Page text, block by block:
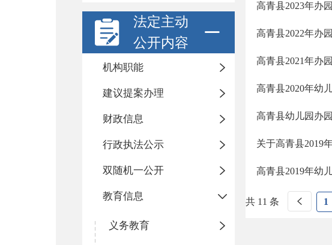
法定主动
公开内容
机构职能
建议提案办理
财政信息
行政执法公示
双随机一公开
教育信息
义务教育
高青县2023年办
高青县2022年办
高青县2021年办
高青县2020年幼
高青县幼儿园办
关于高青县2019
高青县2019年幼
共 11 条 1